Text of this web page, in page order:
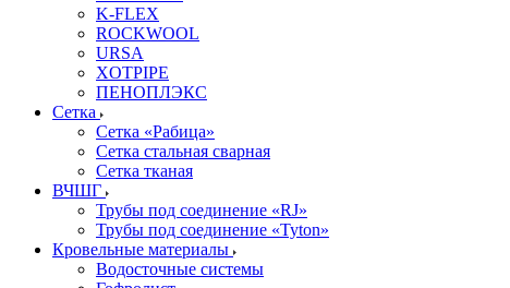
K-FLEX
ROCKWOOL
URSA
XOTPIPE
ПЕНОПЛЭКС
Сетка
Сетка «Рабица»
Сетка стальная сварная
Сетка тканая
ВЧШГ
Трубы под соединение «RJ»
Трубы под соединение «Tyton»
Кровельные материалы
Водосточные системы